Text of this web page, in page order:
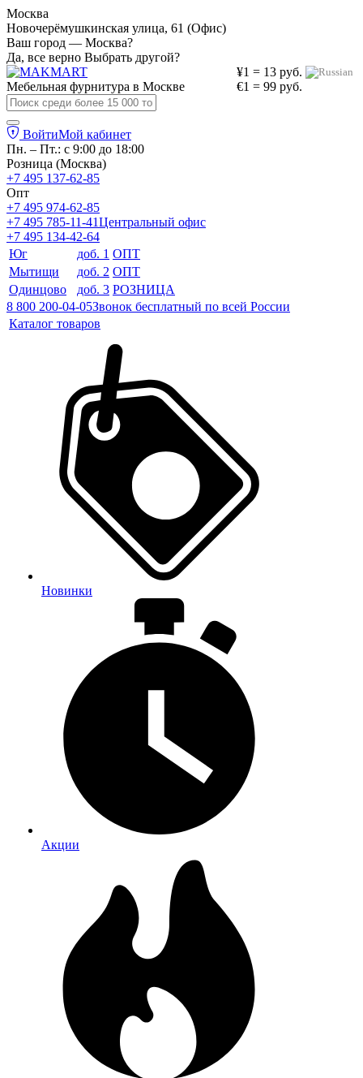
Москва
Новочерёмушкинская улица, 61 (Офис)
Ваш город — Москва?
Да, все верно Выбрать другой?
¥1 = 13 руб.
€1 = 99 руб.
Мебельная фурнитура в Москве
ВойтиМой кабинет
Пн. – Пт.: с 9:00 до 18:00
Розница (Москва)
+7 495 137-62-85
Опт
+7 495 974-62-85
+7 495 785-11-41Центральный офис
+7 495 134-42-64
Юг
доб. 1 ОПТ
Мытищи
доб. 2 ОПТ
Одинцово
доб. 3 РОЗНИЦА
8 800 200-04-05Звонок бесплатный по всей России
Каталог товаров
Новинки
Акции